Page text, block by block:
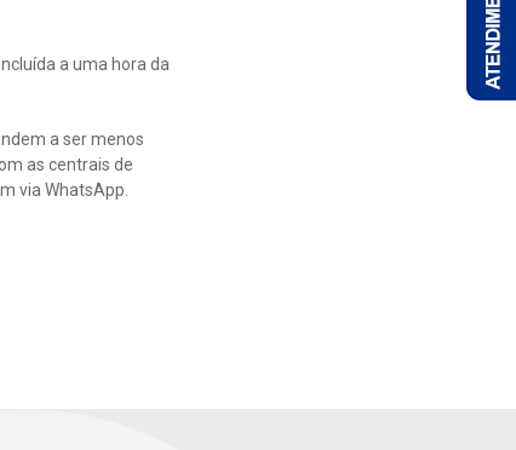
a uma hora da
a ser menos
as centrais de
via WhatsApp.